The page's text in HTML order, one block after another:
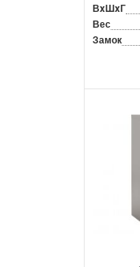
ВxШxГ
Вес
Замок